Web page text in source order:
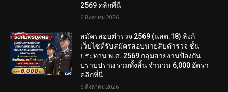
2569 คลิกที่นี่
6 สิงหาคม 2026
สมัครสอบตํารวจ 2569 (นสต.18) ลิงก์
เว็บไซต์รับสมัครสอบนายสิบตำรวจ ชั้น
ประทวน พ.ศ. 2569 กลุ่มสายงานป้องกัน
ปราบปราม รวมทั้งสิ้น จำนวน 6,000 อัตรา
คลิกที่นี่
6 สิงหาคม 2026